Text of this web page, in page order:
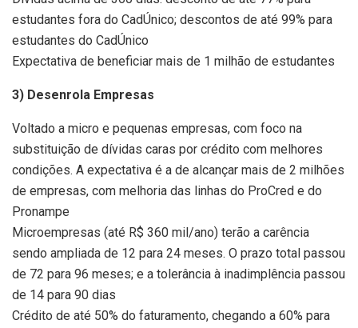
estudantes fora do CadÚnico; descontos de até 99% para
estudantes do CadÚnico
Expectativa de beneficiar mais de 1 milhão de estudantes
3) Desenrola Empresas
Voltado a micro e pequenas empresas, com foco na
substituição de dívidas caras por crédito com melhores
condições. A expectativa é a de alcançar mais de 2 milhões
de empresas, com melhoria das linhas do ProCred e do
Pronampe
Microempresas (até R$ 360 mil/ano) terão a carência
sendo ampliada de 12 para 24 meses. O prazo total passou
de 72 para 96 meses; e a tolerância à inadimplência passou
de 14 para 90 dias
Crédito de até 50% do faturamento, chegando a 60% para